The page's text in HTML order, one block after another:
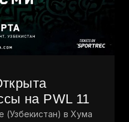
на PWL 11
(Узбекистан) в Хума